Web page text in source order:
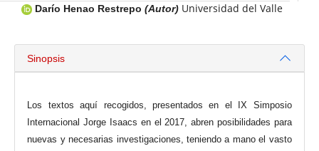
Darío Henao Restrepo (Autor) Universidad del Valle
Sinopsis
Los textos aquí recogidos, presentados en el IX Simposio
Internacional Jorge Isaacs en el 2017, abren posibilidades para
nuevas y necesarias investigaciones, teniendo a mano el vasto